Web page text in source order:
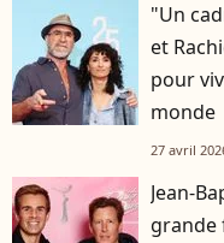
"Un
et
pour
monde
27 avril
Jean-
grande